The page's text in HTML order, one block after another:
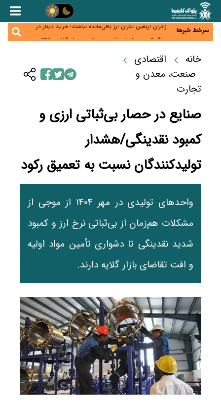
سرخط خبرها
همایش و مسابقه نذری ماه صفر برگزار شد
زائران اربعین نگران ارز باقی‌مانده نباشند؛ خرید دینار در
بانک‌ها و صرافی‌ها
میلیارد دلاری اوراسیا تا ۲۰۳۵
شبکه کمتر توسعه می‌یابد
تأمین سرمایه در گردش بدون خلق نقدینگی؛ نقش
جدید سیاست‌های مالیاتی در حمایت از تولید
خانه
اقتصادی
صنعت، معدن و
تجارت
صنایع در حصار بی‌ثباتی ارزی و
کمبود نقدینگی/هشدار
تولیدکنندگان نسبت به تعمیق رکود
واحدهای تولیدی در مهر ۱۴۰۴ از موجی از
مشکلات هم‌زمان از بی‌ثباتی نرخ ارز و کمبود
شدید نقدینگی تا دشواری تأمین مواد اولیه
و افت تقاضای بازار گلایه دارند.